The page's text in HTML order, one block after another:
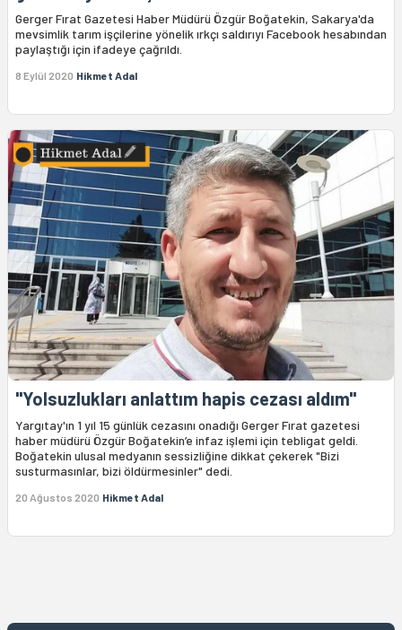
Gerger Fırat Gazetesi Haber Müdürü Özgür Boğatekin, Sakarya'da
mevsimlik tarım işçilerine yönelik ırkçı saldırıyı Facebook hesabından
paylaştığı için ifadeye çağrıldı.
8 Eylül 2020 Hikmet Adal
"Yolsuzlukları anlattım hapis cezası aldım"
Yargıtay'ın 1 yıl 15 günlük cezasını onadığı Gerger Fırat gazetesi
haber müdürü Özgür Boğatekin’e infaz işlemi için tebligat geldi.
Boğatekin ulusal medyanın sessizliğine dikkat çekerek "Bizi
susturmasınlar, bizi öldürmesinler" dedi.
20 Ağustos 2020 Hikmet Adal